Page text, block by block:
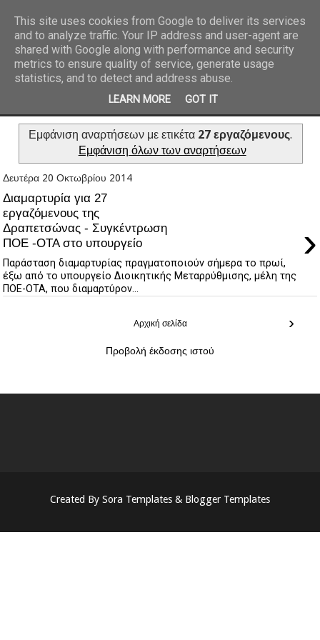
REPORTAZ NET
Εμφάνιση αναρτήσεων με ετικέτα 27 εργαζόμενους.
Εμφάνιση όλων των αναρτήσεων
Δευτέρα 20 Οκτωβρίου 2014
Διαμαρτυρία για 27
εργαζόμενους της
Δραπετσώνας - Συγκέντρωση
ΠΟΕ -ΟΤΑ στο υπουργείο
›
Παράσταση διαμαρτυρίας πραγματοποιούν σήμερα το πρωί,
έξω από το υπουργείο Διοικητικής Μεταρρύθμισης, μέλη της
ΠΟΕ-ΟΤΑ, που διαμαρτύρον...
›
Αρχική σελίδα
Προβολή έκδοσης ιστού
Created By Sora Templates & Blogger Templates
This site uses cookies from Google to deliver its services
and to analyze traffic. Your IP address and user-agent are
shared with Google along with performance and security
metrics to ensure quality of service, generate usage
statistics, and to detect and address abuse.
LEARN MORE GOT IT